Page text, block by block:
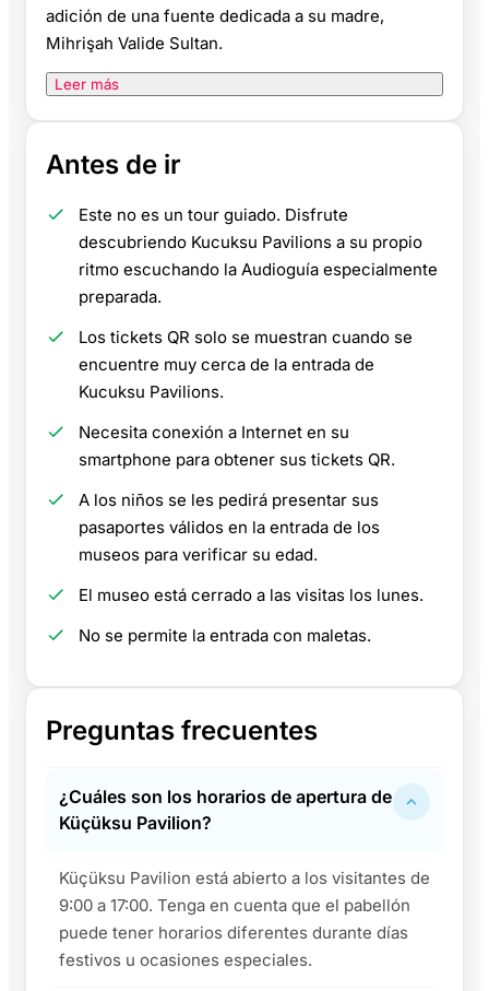
adición de una fuente dedicada a su madre,
Mihrişah Valide Sultan.
Leer más
Antes de ir
Este no es un tour guiado. Disfrute
descubriendo Kucuksu Pavilions a su propio
ritmo escuchando la Audioguía especialmente
preparada.
Los tickets QR solo se muestran cuando se
encuentre muy cerca de la entrada de
Kucuksu Pavilions.
Necesita conexión a Internet en su
smartphone para obtener sus tickets QR.
A los niños se les pedirá presentar sus
pasaportes válidos en la entrada de los
museos para verificar su edad.
El museo está cerrado a las visitas los lunes.
No se permite la entrada con maletas.
Preguntas frecuentes
¿Cuáles son los horarios de apertura de
Küçüksu Pavilion?
Küçüksu Pavilion está abierto a los visitantes de
9:00 a 17:00. Tenga en cuenta que el pabellón
puede tener horarios diferentes durante días
festivos u ocasiones especiales.